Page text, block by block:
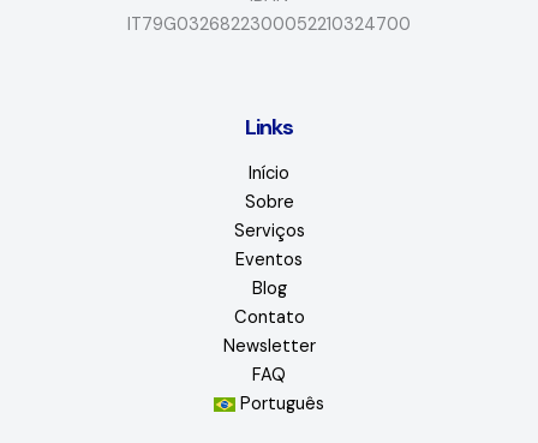
IT79G0326822300052210324700
Links
Início
Sobre
Serviços
Eventos
Blog
Contato
Newsletter
FAQ
Português